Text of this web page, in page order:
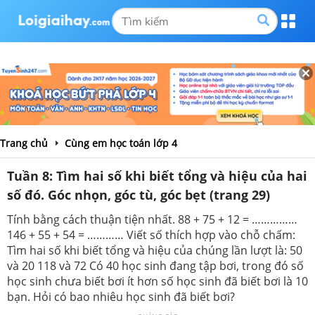
Trang chủ Cùng em học toán lớp 4
Tuần 8: Tìm hai số khi biết tổng và hiệu của hai
số đó. Góc nhọn, góc tù, góc bẹt (trang 29)
Tính bằng cách thuận tiện nhất. 88 + 75 + 12 = ……………
146 + 55 + 54 = ………… Viết số thích hợp vào chỗ chấm:
Tìm hai số khi biết tổng và hiệu của chúng lần lượt là: 50
và 20 118 và 72 Có 40 học sinh đang tập bơi, trong đó số
học sinh chưa biết bơi ít hơn số học sinh đã biết bơi là 10
bạn. Hỏi có bao nhiêu học sinh đã biết bơi?